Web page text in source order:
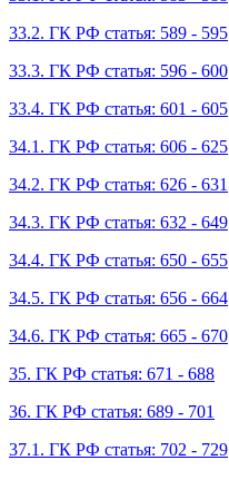
33.2. ГК РФ статья: 589 - 595
33.3. ГК РФ статья: 596 - 600
33.4. ГК РФ статья: 601 - 605
34.1. ГК РФ статья: 606 - 625
34.2. ГК РФ статья: 626 - 631
34.3. ГК РФ статья: 632 - 649
34.4. ГК РФ статья: 650 - 655
34.5. ГК РФ статья: 656 - 664
34.6. ГК РФ статья: 665 - 670
35. ГК РФ статья: 671 - 688
36. ГК РФ статья: 689 - 701
37.1. ГК РФ статья: 702 - 729